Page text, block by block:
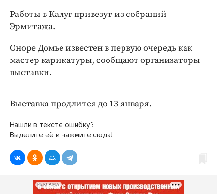
Интересное чтиво
Клиника года
Работодатель года
Работы в Калуг привезут из собраний
Эрмитажа.
Оноре Домье известен в первую очередь как
мастер карикатуры, сообщают организаторы
выставки.
Выставка продлится до 13 января.
Нашли в тексте ошибку?
Выделите её и нажмите сюда!
РЕКЛАМА